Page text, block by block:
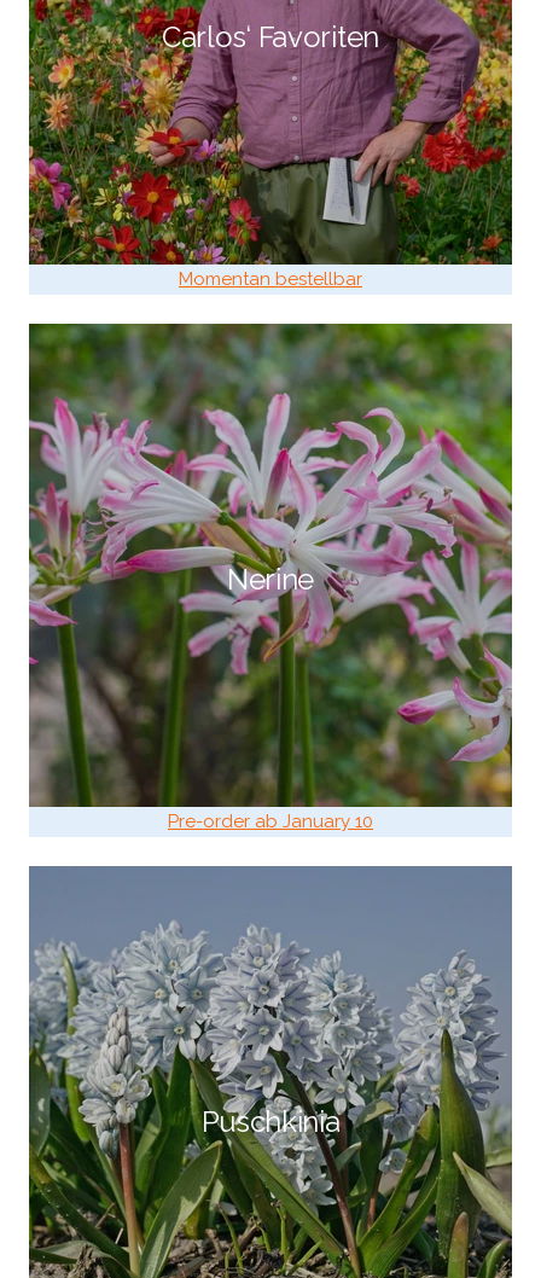
Carlos‘ Favoriten
Momentan bestellbar
Nerine
Pre-order ab January 10
Puschkinia